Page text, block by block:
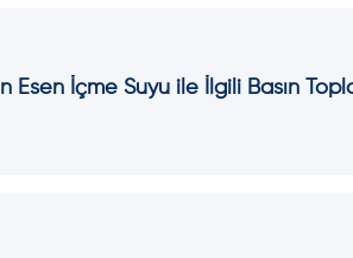
Esen İçme Suyu ile İlgili Basın